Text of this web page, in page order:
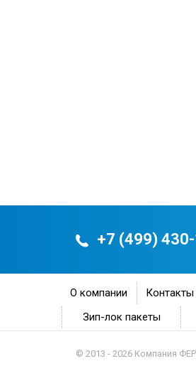
+7 (499)
О компании Контакты
Зип-лок пакеты
© 2013 - 2026 Компания